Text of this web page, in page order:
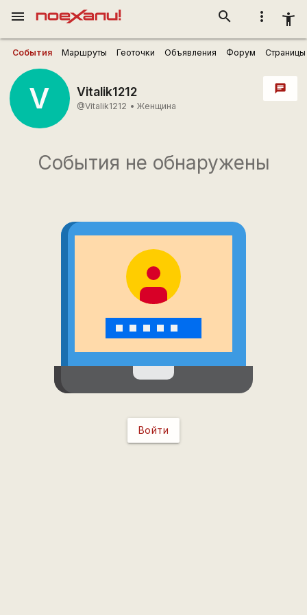
more_vert accessibility_new
search
menu
События Маршруты Геоточки Объявления Форум Страницы
V Vitalik1212
@Vitalik1212 • Женщина
chat
События не обнаружены
Войти